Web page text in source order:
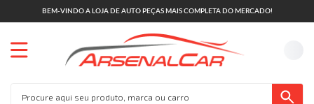
BEM-VINDO A LOJA DE AUTO PEÇAS MAIS COMPLETA DO MERCADO!